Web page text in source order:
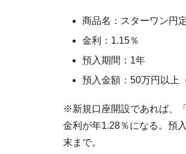
商品名：スターワン円
金利：1.15％
預入期間：1年
預入金額：50万円以上
※新規口座開設であれば、
金利が年1.28％になる。預
末まで。